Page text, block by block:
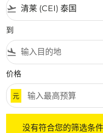
flight_takeoff
到
flight_land
价格
元
没有符合您的筛选条